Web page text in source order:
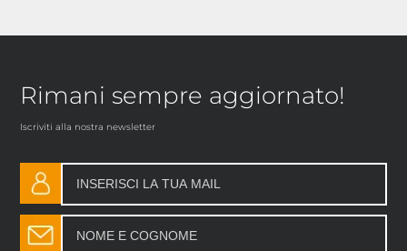
Rimani sempre aggiornato!
Iscriviti alla nostra newsletter